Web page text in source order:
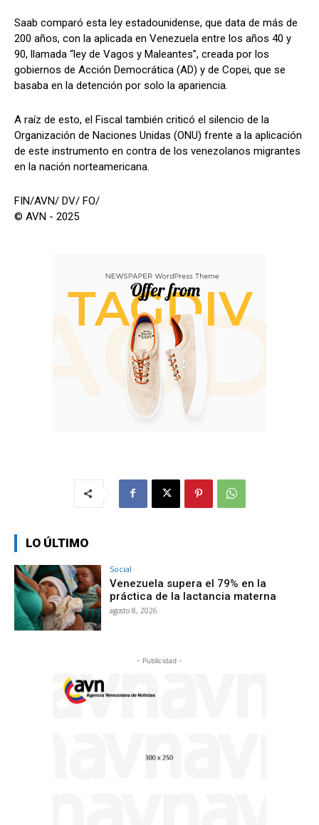
Saab comparó esta ley estadounidense, que data de más de
200 años, con la aplicada en Venezuela entre los años 40 y
90, llamada “ley de Vagos y Maleantes”, creada por los
gobiernos de Acción Democrática (AD) y de Copei, que se
basaba en la detención por solo la apariencia.
A raíz de esto, el Fiscal también criticó el silencio de la
Organización de Naciones Unidas (ONU) frente a la aplicación
de este instrumento en contra de los venezolanos migrantes
en la nación norteamericana.
FIN/AVN/ DV/ FO/
© AVN - 2025
LO ÚLTIMO
Social
Venezuela supera el 79% en la
práctica de la lactancia materna
agosto 8, 2026
- Publicidad -